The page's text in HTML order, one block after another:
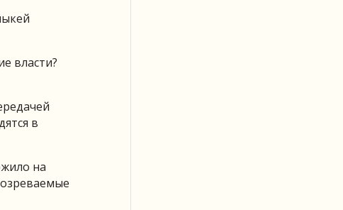
власти?
в
на